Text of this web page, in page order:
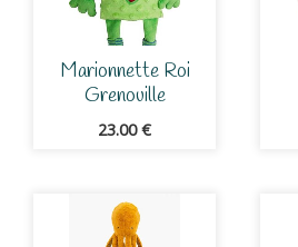
Marionnette Roi
Grenouille
23.00€